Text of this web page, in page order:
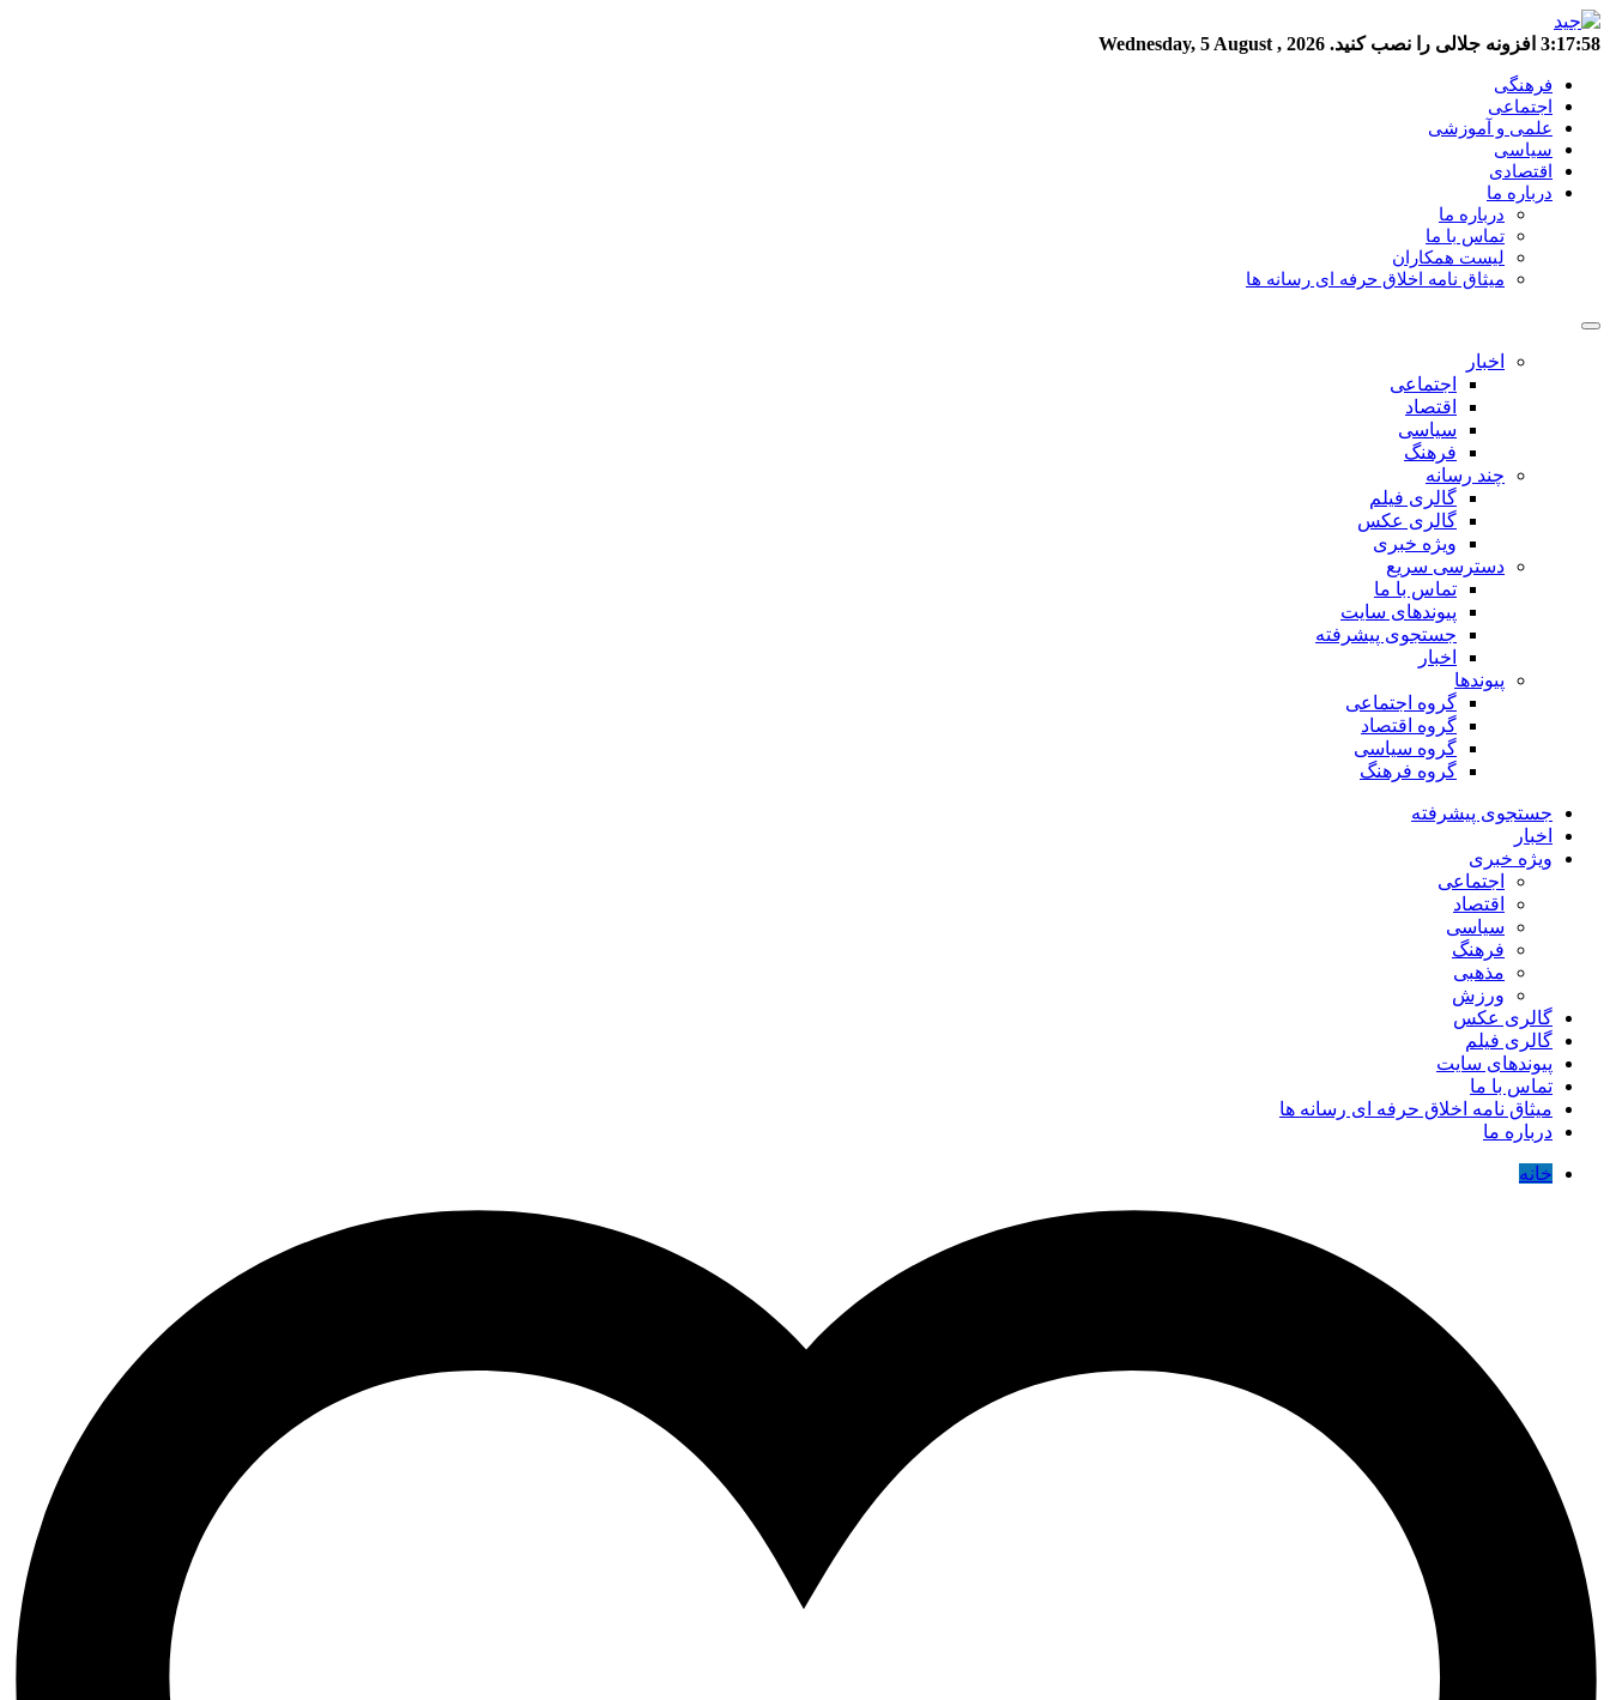
3:17:59 افزونه جلالی را نصب کنید. Wednesday, 5 August , 2026
فرهنگی
اجتماعی
علمی و آموزشی
سیاسی
اقتصادی
درباره ما
درباره ما
تماس با ما
لیست همکاران
میثاق نامه اخلاق حرفه ای رسانه ها
اخبار
اجتماعی
اقتصاد
سیاسی
فرهنگ
چند رسانه
گالری فیلم
گالری عکس
ویژه خبری
دسترسی سریع
تماس با ما
پیوندهای سایت
جستجوی پیشرفته
اخبار
پیوندها
گروه اجتماعی
گروه اقتصاد
گروه سیاسی
گروه فرهنگ
جستجوی پیشرفته
اخبار
ویژه خبری
اجتماعی
اقتصاد
سیاسی
فرهنگ
مذهبی
ورزش
گالری عکس
گالری فیلم
پیوندهای سایت
تماس با ما
میثاق نامه اخلاق حرفه ای رسانه ها
درباره ما
خانه